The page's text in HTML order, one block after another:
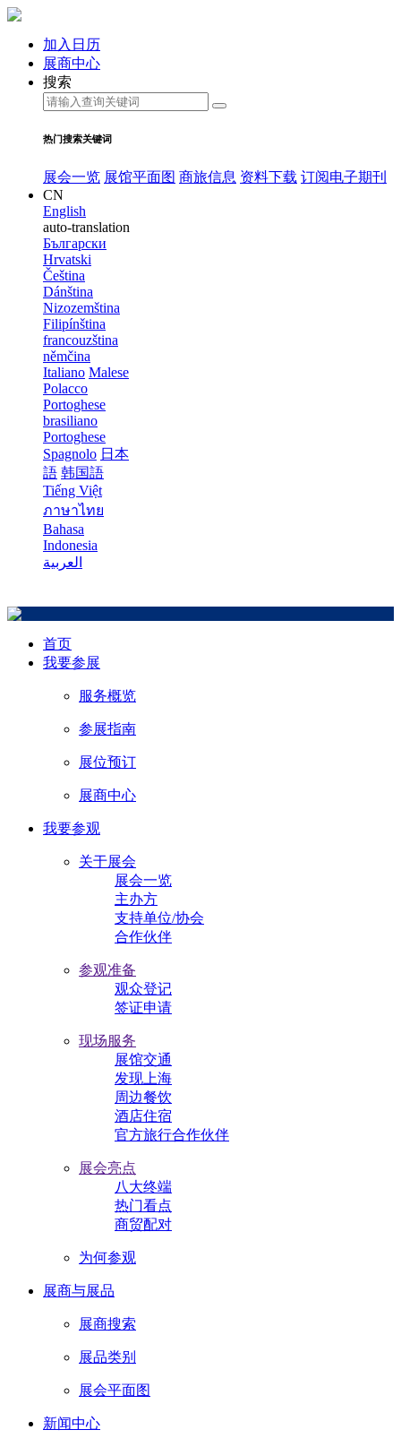
加入日历
展商中心
搜索
热门搜索关键词
展会一览 展馆平面图 商旅信息 资料下载 订阅电子期刊
CN
English
auto-translation
Български
Hrvatski
Čeština
Dánština
Nizozemština
Filipínština
francouzština
němčina
Italiano Malese
Polacco
Portoghese
brasiliano
Portoghese
Spagnolo 日本
語 韩国語
Tiếng Việt
ภาษาไทย
Bahasa
Indonesia
العربية
首页
我要参展
服务概览
参展指南
展位预订
展商中心
我要参观
关于展会
展会一览
主办方
支持单位/协会
合作伙伴
参观准备
观众登记
签证申请
现场服务
展馆交通
发现上海
周边餐饮
酒店住宿
官方旅行合作伙伴
展会亮点
八大终端
热门看点
商贸配对
为何参观
展商与展品
展商搜索
展品类别
展会平面图
新闻中心